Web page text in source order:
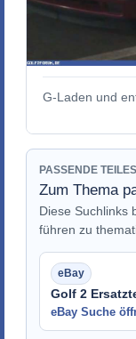
G-Laden und
PASSENDE
Zum Thema
Diese Suchlinks
führen zu
Golf 2
eBay Suche